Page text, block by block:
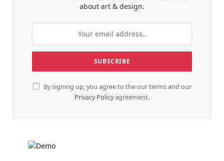
about art & design.
By signing up, you agree to the our terms and our
Privacy Policyagreement.